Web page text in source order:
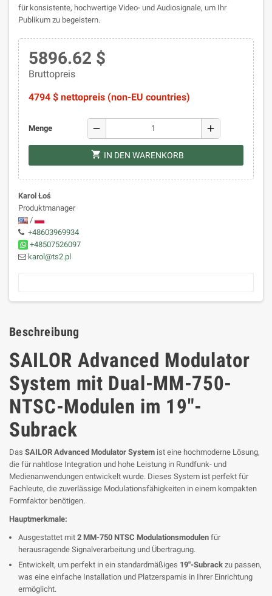
für konsistente, hochwertige Video- und Audiosignale, um Ihr
Publikum zu begeistern.
5896.62 $
Bruttopreis
4794 $ nettopreis (non-EU countries)
Menge remove add
shopping_cart IN DEN WARENKORB
Karol Łoś
Produktmanager
/
+48603969934
+48507526097
karol@ts2.pl
Beschreibung
SAILOR Advanced Modulator
System mit Dual-MM-750-
NTSC-Modulen im 19"-
Subrack
Das SAILOR Advanced Modulator System ist eine hochmoderne Lösung,
die für nahtlose Integration und hohe Leistung in Rundfunk- und
Medienanwendungen entwickelt wurde. Dieses System ist perfekt für
Fachleute, die zuverlässige Modulationsfähigkeiten in einem kompakten
Formfaktor benötigen.
Hauptmerkmale:
Ausgestattet mit 2 MM-750 NTSC Modulationsmodulen für
herausragende Signalverarbeitung und Übertragung.
Entwickelt, um perfekt in ein standardmäßiges 19"-Subrack zu passen,
was eine einfache Installation und Platzersparnis in Ihrer Einrichtung
ermöglicht.